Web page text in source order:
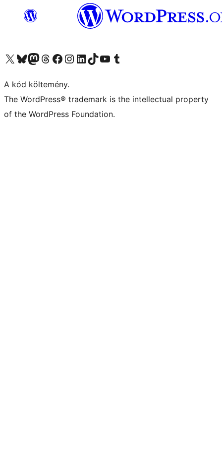
Visit our X (formerly Twitter) account
Visit our Bluesky account
Twitter csatornánk
Visit our Threads account
Facebook oldalunk megtekintése
Visit our Instagram account
Visit our LinkedIn account
Visit our TikTok account
Visit our YouTube channel
Visit our Tumblr account
A kód költemény.
The WordPress® trademark is the intellectual property
of the WordPress Foundation.